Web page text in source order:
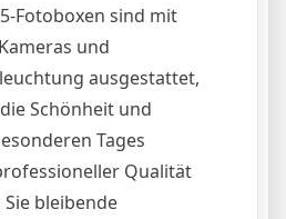
Fotoboxen sind mit
und
ausgestattet,
Schönheit und
Tages
Qualität
bleibende